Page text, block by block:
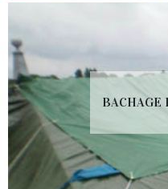
BACHAGE